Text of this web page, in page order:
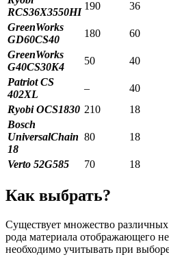
RCS36X3550HI
190 36
GreenWorks
GD60CS40
180 60
GreenWorks
G40CS30K4
50 40
Patriot СS
402XL
– 40
Ryobi OCS1830 210 18
Bosch
UniversalChain
18
80 18
Verto 52G585 70 18
Как выбрать?
Существует множество различных
рода материала отображающего
необходимо учитывать при